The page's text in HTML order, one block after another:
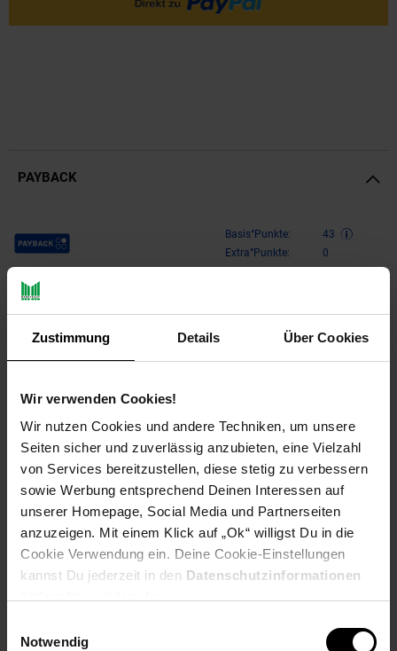
Zustimmung Details Über Cookies
Wir verwenden Cookies!
Wir nutzen Cookies und andere Techniken, um unsere
Seiten sicher und zuverlässig anzubieten, eine Vielzahl
von Services bereitzustellen, diese stetig zu verbessern
sowie Werbung entsprechend Deinen Interessen auf
unserer Homepage, Social Media und Partnerseiten
anzuzeigen. Mit einem Klick auf „Ok“ willigst Du in die
Cookie Verwendung ein. Deine Cookie-Einstellungen
kannst Du jederzeit in den Datenschutzinformationen
Notwendig
PAYBACK
Payback Punkte Basis°Punkte:
43
Extra°Punkte:
0
aus wasserabweisendem, Polyester, bietet sie zuverlässigen
Schutz bei wechselhaftem Wetter. Zwei zusätzliche
Reißverschlussfächer sorgen für Ordnung, während
Reflektorstreifen die Sichtbarkeit im Straßenverkehr erhöhen.
Dank verstärkter Boden- und Seitenplatten bleibt die Tasche
auch bei voller Beladung formstabil.
- Material: wasserabweisendem Polyester
- Mit Steckschnallen
- 2 extra Innentaschen